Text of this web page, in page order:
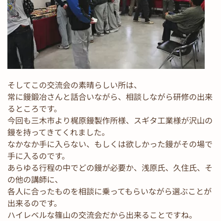
そしてこの交流会の素晴らしい所は、
常に鏝鍛冶さんと話合いながら、相談しながら研修の出来
るところです。
今回も三木市より梶原鏝製作所様、スギタ工業様が沢山の
鏝を持ってきてくれました。
なかなか手に入らない、もしくは欲しかった鏝がその場で
手に入るのです。
あらゆる行程の中でどの鏝が必要か、浅原氏、久住氏、そ
の他の講師に、
各人に合ったものを相談に乗ってもらいながら選ぶことが
出来るのです。
ハイレベルな篠山の交流会だから出来ることですね。